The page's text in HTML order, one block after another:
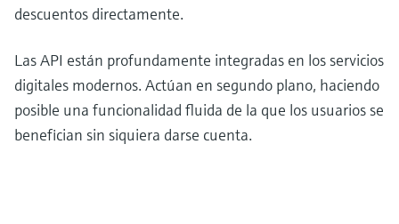
descuentos directamente.
Las API están profundamente integradas en los servicios
digitales modernos. Actúan en segundo plano, haciendo
posible una funcionalidad fluida de la que los usuarios se
benefician sin siquiera darse cuenta.